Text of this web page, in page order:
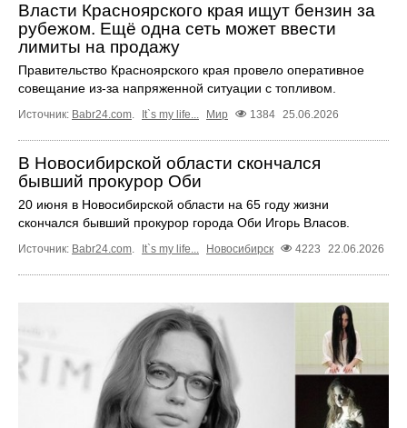
Власти Красноярского края ищут бензин за
рубежом. Ещё одна сеть может ввести
лимиты на продажу
Правительство Красноярского края провело оперативное
совещание из-за напряженной ситуации с топливом.
Источник: Babr24.com. It`s my life... Мир 1384 25.06.2026
В Новосибирской области скончался
бывший прокурор Оби
20 июня в Новосибирской области на 65 году жизни
скончался бывший прокурор города Оби Игорь Власов.
Источник: Babr24.com. It`s my life... Новосибирск 4223 22.06.2026